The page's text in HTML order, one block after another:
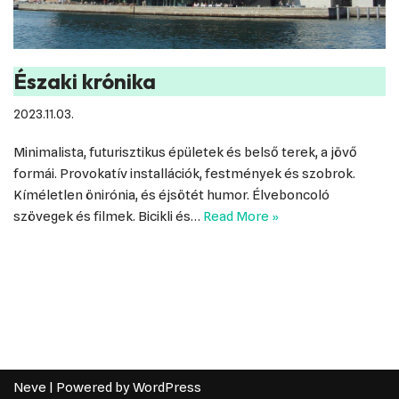
Északi krónika
2023.11.03.
Minimalista, futurisztikus épületek és belső terek, a jövő
formái. Provokatív installációk, festmények és szobrok.
Kíméletlen önirónia, és éjsötét humor. Élveboncoló
szövegek és filmek. Bicikli és… Read More »
Neve | Powered byWordPress